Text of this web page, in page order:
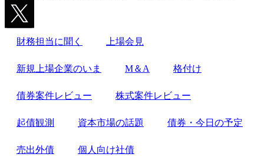
財務担当に聞く 上場会見
新規上場企業のいま M＆A 格付け
債券案件レビュー 株式案件レビュー
起債観測 資本市場の話題 債券・今日の予定
売出外債 個人向け社債